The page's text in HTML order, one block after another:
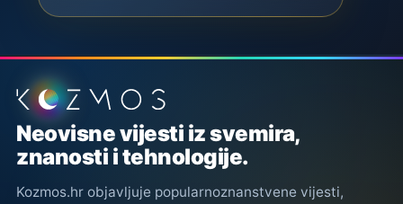
Podnožje stranice
Neovisne vijesti iz svemira,
znanosti i tehnologije.
Kozmos.hr objavljuje popularnoznanstvene vijesti,